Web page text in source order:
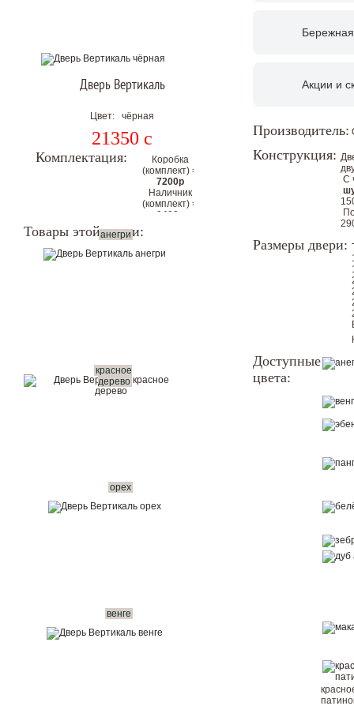
Дверь Вертикаль
Цвет: чёрная
21350 c
Комплектация:
Коробка
(комплект) =
7200р
Наличник
(комплект) =
9400р
коробкой и
Показать в интерьере
Рассчитать комплект
Товары этой серии:
анегри
красное
дерево
орех
венге
Акции и
Производитель:
Конструкция:
С
Размеры двери:
Доступные
цвета: